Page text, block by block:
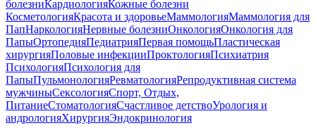
болезниКардиологияКожные болезни
КосметологияКрасота и здоровьеМаммологияМаммология для
ПапНаркологияНервные болезниОнкологияОнкология для
ПапыОртопедияПедиатрияПервая помощьПластическая
хирургияПоловые инфекцииПроктологияПсихиатрия
ПсихологияПсихология для
ПапыПульмонологияРевматологияРепродуктивная система
мужчиныСексологияСпорт, Отдых,
ПитаниеСтоматологияСчастливое детствоУрология и
андрологияХирургияЭндокринология